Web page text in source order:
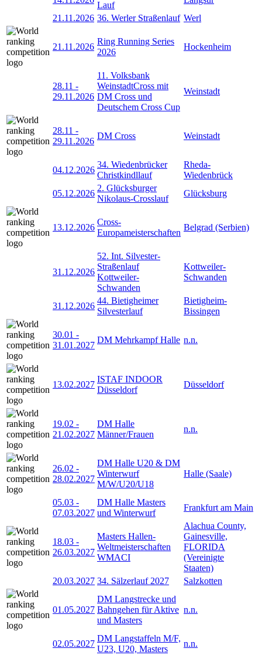
Lauf
21.11.2026 36. Werler Straßenlauf Werl
21.11.2026
Ring Running Series
2026
Hockenheim
28.11 -
29.11.2026
11. Volksbank
WeinstadtCross mit
DM Cross und
Deutschem Cross Cup
Weinstadt
28.11 -
29.11.2026
DM Cross Weinstadt
04.12.2026
34. Wiedenbrücker
Christkindllauf
Rheda-
Wiedenbrück
05.12.2026
2. Glücksburger
Nikolaus-Crosslauf
Glücksburg
13.12.2026
Cross-
Europameisterschaften
Belgrad (Serbien)
31.12.2026
52. Int. Silvester-
Straßenlauf
Kottweiler-
Schwanden
Kottweiler-
Schwanden
31.12.2026
44. Bietigheimer
Silvesterlauf
Bietigheim-
Bissingen
30.01 -
31.01.2027
DM Mehrkampf Halle n.n.
13.02.2027
ISTAF INDOOR
Düsseldorf
Düsseldorf
19.02 -
21.02.2027
DM Halle
Männer/Frauen
n.n.
26.02 -
28.02.2027
DM Halle U20 & DM
Winterwurf
M/W/U20/U18
Halle (Saale)
05.03 -
07.03.2027
DM Halle Masters
und Winterwurf
Frankfurt am Main
18.03 -
26.03.2027
Masters Hallen-
Weltmeisterschaften
WMACI
Alachua County,
Gainesville,
FLORIDA
(Vereinigte
Staaten)
20.03.2027 34. Sälzerlauf 2027 Salzkotten
01.05.2027
DM Langstrecke und
Bahngehen für Aktive
und Masters
n.n.
02.05.2027
DM Langstaffeln M/F,
U23, U20, Masters
n.n.